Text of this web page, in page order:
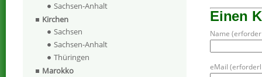
Einen
Name
eMail
Sachsen-Anhalt
Kirchen
Sachsen
Sachsen-Anhalt
Thüringen
Marokko